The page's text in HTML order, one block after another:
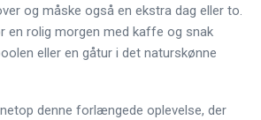
og måske også en ekstra dag eller to.
en rolig morgen med kaffe og snak
eller en gåtur i det naturskønne
denne forlængede oplevelse, der